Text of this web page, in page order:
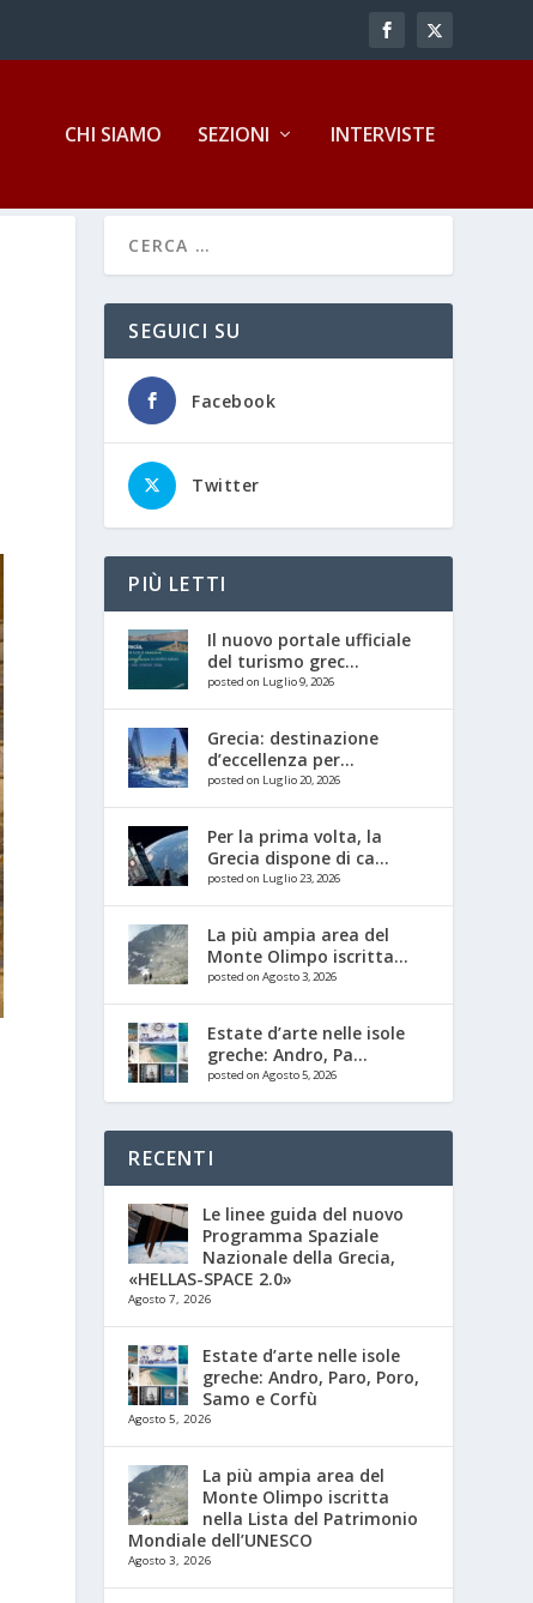
CHI SIAMO SEZIONI INTERVISTE
SEGUICI SU
Facebook
Twitter
PIÙ LETTI
Il nuovo portale ufficiale
del turismo grec...
posted on Luglio 9, 2026
Grecia: destinazione
d’eccellenza per...
posted on Luglio 20, 2026
Per la prima volta, la
Grecia dispone di ca...
posted on Luglio 23, 2026
La più ampia area del
Monte Olimpo iscritta...
posted on Agosto 3, 2026
Estate d’arte nelle isole
greche: Andro, Pa...
posted on Agosto 5, 2026
RECENTI
Le linee guida del nuovo
Programma Spaziale
Nazionale della Grecia,
«HELLAS-SPACE 2.0»
Agosto 7, 2026
Estate d’arte nelle isole
greche: Andro, Paro, Poro,
Samo e Corfù
Agosto 5, 2026
La più ampia area del
Monte Olimpo iscritta
nella Lista del Patrimonio
Mondiale dell’UNESCO
Agosto 3, 2026